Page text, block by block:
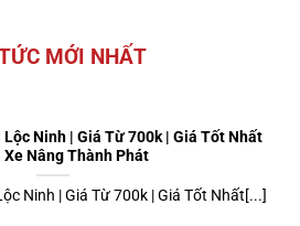
MỚI NHẤT
Ninh | Giá Từ 700k | Giá Tốt Nhất
Xe Nâng Thành Phát
Ninh | Giá Từ 700k | Giá Tốt Nhất[...]